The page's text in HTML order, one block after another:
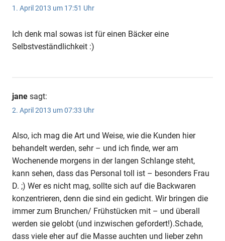
1. April 2013 um 17:51 Uhr
Ich denk mal sowas ist für einen Bäcker eine
Selbstveständlichkeit :)
jane sagt:
2. April 2013 um 07:33 Uhr
Also, ich mag die Art und Weise, wie die Kunden hier
behandelt werden, sehr – und ich finde, wer am
Wochenende morgens in der langen Schlange steht,
kann sehen, dass das Personal toll ist – besonders Frau
D. ;) Wer es nicht mag, sollte sich auf die Backwaren
konzentrieren, denn die sind ein gedicht. Wir bringen die
immer zum Brunchen/ Frühstücken mit – und überall
werden sie gelobt (und inzwischen gefordert!).Schade,
dass viele eher auf die Masse auchten und lieber zehn